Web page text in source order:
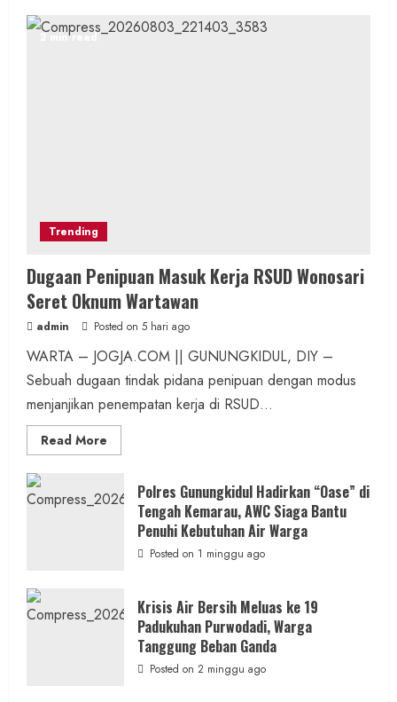
2 min read
Trending
Dugaan Penipuan Masuk Kerja RSUD Wonosari
Seret Oknum Wartawan
admin Posted on 5 hari ago
WARTA – JOGJA.COM || GUNUNGKIDUL, DIY –
Sebuah dugaan tindak pidana penipuan dengan modus
menjanjikan penempatan kerja di RSUD...
Read More
more
Penipuan
Masuk
RSUD
Wonosari
Seret
Polres Gunungkidul Hadirkan “Oase” di
Tengah Kemarau, AWC Siaga Bantu
Penuhi Kebutuhan Air Warga
Posted on 1 minggu ago
Krisis Air Bersih Meluas ke 19
Padukuhan Purwodadi, Warga
Tanggung Beban Ganda
Posted on 2 minggu ago